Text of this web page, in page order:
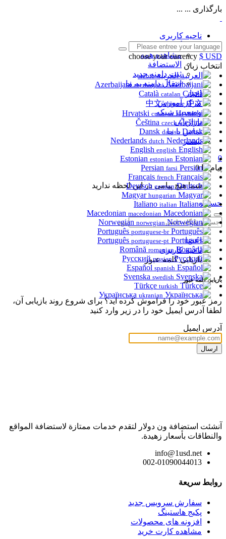
بارگذاری ... ...
ناحیه کاربری
فروشگاه
مشاهده همه
الاستضافة
ثبت دامنه جدید
انتقال دامنه به ما
اخبار
مرکز آموزش
وضعیت شبکه
بازاریابی
تماس با ما
بیشتر
0
پیام ها0
شما هیچ پیامی در این لحظه ندارید
حساب
اعضا
ناحیه کاربری
بازیابی کلمه عبور
بازیابی کلمه عبور
رمز عبور خود را فراموش کرده اید؟ برای شروع روند بازیابی آن،
لطفا آدرس ایمیل خود را در زیر وارد کنید
آدرس ایمیل
ارسال
آنشئت استضافة ون دولار لتقدم خدمات ممتازة لاستضافة المواقع
والنطاقات بأسعار زهيدة.
info@1usd.net
002-01090044013
روابط سريعة
سفارش سرویس جدید
پکیج هاستینگ
افزونه های محصولات
مشاهده کارت خرید
choose your currency $ USD
انتخاب زبان
العربيةarabic
Azerbaijani
azerbaijani
catalan
中文
chinese
croatian
Čeština
czech
danish
dutch
english
estonian
farsi
french
Deutsch
german
hungarian
italian
macedonian
Norwegian
norwegian
Português
portuguese-br
portuguese-pt
Română
romanian
Русский
russian
spanish
swedish
turkish
ukranian